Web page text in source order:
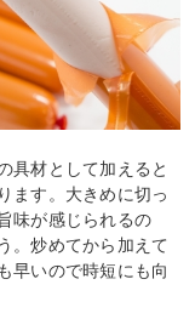
具材として加えると
ます。大きめに切っ
味が感じられるの
。炒めてから加えて
早いので時短にも向